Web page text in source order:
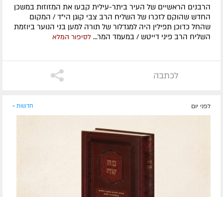
הרבנים הראשיים של העיר ביתר-עילית קבעו את המזוזות במשכן
החדש שהוקם לזכרו של השליח הרב צבי קוגן הי"ד / המקום
שהחל כדוכן תפילין היה למגדלור של תורה למען בני הנוער ביוזמת
השליח הרב פיני דייטש / במעמד המר... לסיפור המלא
לכתבה
לפני יום חדשות »